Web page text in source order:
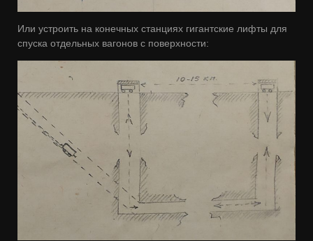
Или устроить на конечных станциях гигантские лифты для
спуска отдельных вагонов с поверхности: